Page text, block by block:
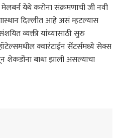
येथे करोना संक्रमणाची जी नवी
दिल्लीत आहे असं म्हटल्यास
व्यक्ती यांच्यासाठी सुरु
क्वारंटाईन सेंटर्समध्ये सेक्स
बाधा झाली असल्याचा